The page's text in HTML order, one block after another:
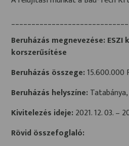
Beruházás megnevezése:
korszerűsítése
Beruházás összege:15.600.000
Beruházás helyszíne:
Kivitelezés ideje: 2021. 12. 03. –
Rövid összefoglaló: